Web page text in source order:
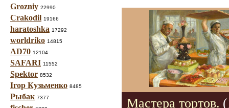
Grozniy 22990
Crakodil 19166
haratoshka 17292
worldriko 14815
AD70 12104
SAFARI 11552
Spektor 8532
Ігор Кузьменко 8485
Рыбак 7377 Мастера тортов.